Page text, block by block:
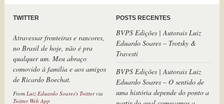
TWITTER
Atravessar fronteiras e rancores,
no Brasil de hoje, não é pra
qualquer um. Meu abraço
comovido à família e aos amigos
de Ricardo Boechat.
From Luiz Eduardo Soares's Twittervia
Twitter Web App
POSTS RECENTES
BVPS Edições | Autorais Luiz
Eduardo Soares – Trotsky &
Travesti
BVPS Edições | Autorais Luiz
Eduardo Soares – O sentido de
uma história depende do ponto a